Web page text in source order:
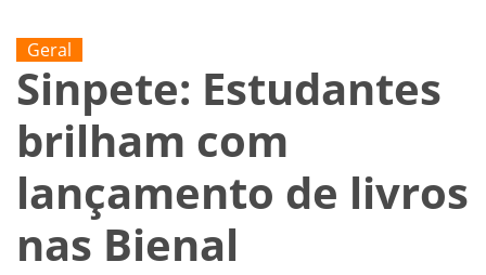
Geral
Sinpete: Estudantes
brilham com
lançamento de livros
nas Bienal